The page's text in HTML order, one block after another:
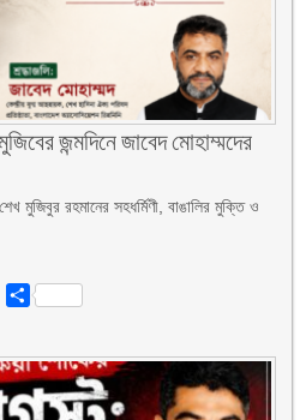
জন্মদিনে জাবেদ মোহাম্মদের
মুজিবুর রহমানের সহধর্মিণী, বাঙালির মুক্তি ও
Share